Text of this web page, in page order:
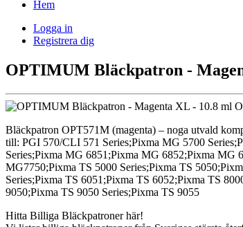
Hem
Logga in
Registrera dig
OPTIMUM Bläckpatron -
Bläckpatron OPT571M (magenta) – noga utvald
till: PGI 570/CLI 571 Series;Pixma MG 5700
Series;Pixma MG 6851;Pixma MG 6852;Pixma MG
MG7750;Pixma TS 5000 Series;Pixma TS
Series;Pixma TS 6051;Pixma TS 6052;Pixma TS
9050;Pixma TS 9050 Series;Pixma TS 9055
Hitta Billiga Bläckpatroner här!